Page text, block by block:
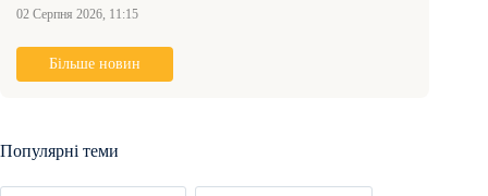
02 Серпня 2026, 11:15
Більше новин
Популярні теми